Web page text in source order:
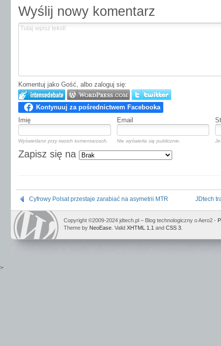
Wyślij nowy komentarz
Komentuj jako Gość, albo zaloguj się:
Imię Email
Wyświetlane przy twoich komentarzach. Nie wyświetla się publicznie.
Zapisz się na
Cyfrowy Polsat przestaje zarabiać na asymetrii MTR JDtech
Copyright ©2009-2024 jdtech.pl – Blog technologiczny o Aero2 -
Theme by NeoEase . Valid XHTML 1.1 and CSS 3
>